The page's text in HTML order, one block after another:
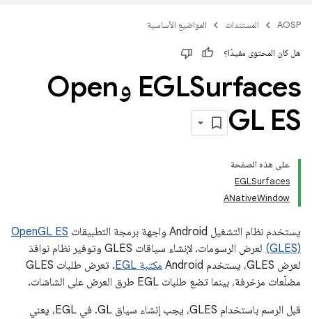
AOSP المستندات المواضيع الأساسية
هل كان المحتوى مفيدًا؟
EGLSurfaces وOpen
GL ES
على هذه الصفحة
EGLSurfaces
ANativeWindow
يستخدم نظام التشغيل Android واجهة برمجة التطبيقات
OpenGL ES
(GLES)
لعرض الرسومات. لإنشاء سياقات GLES وتوفير نظام نوافذ
لعرض GLES، يستخدم Android
مكتبة EGL
. تعرض طلبات GLES
مضلّعات مزخرفة، بينما تضع طلبات EGL طرق العرض على الشاشات.
قبل الرسم باستخدام GLES، يجب إنشاء سياق GL. في EGL، يعني